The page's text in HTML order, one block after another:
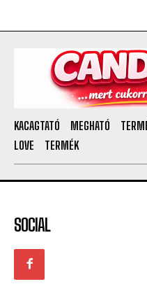
MEGHATÓ
LOVE
TERMÉK